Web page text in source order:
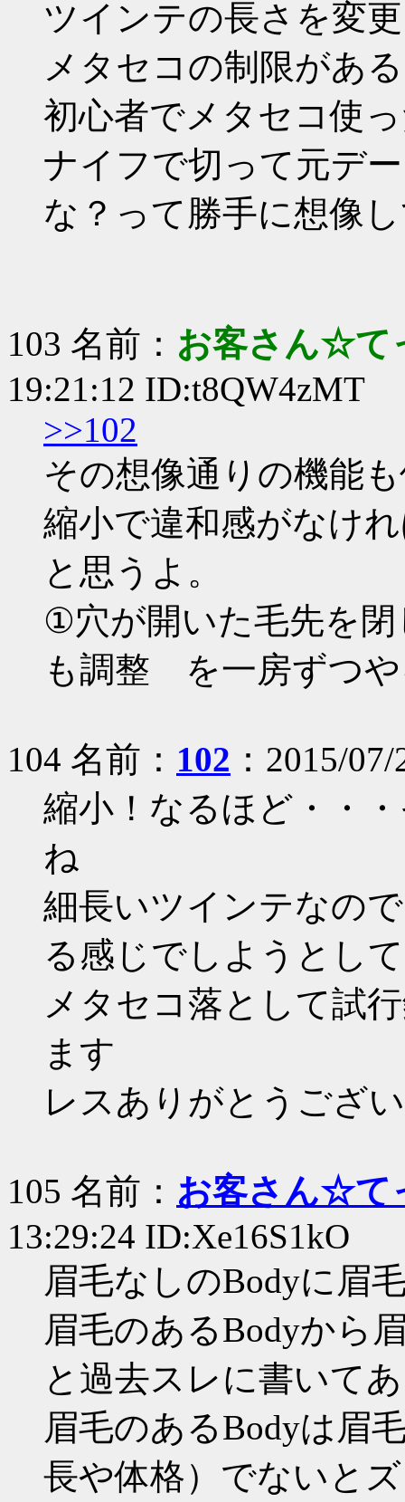
ツインテの長さを変
メタセコの制限があ
初心者でメタセコ使
ナイフで切って元デ
な？って勝手に想像
103 名前： お客さん☆て
19:21:12 ID:t8QW4zMT
>>102
その想像通りの機能
縮小で違和感がなけ
と思うよ。
①穴が開いた毛先を
も調整 を一房ずつ
104 名前： 102 ：2015/
縮小！なるほど・・
ね
細長いツインテなの
る感じでしようとし
メタセコ落として試
ます
レスありがとうござ
105 名前： お客さん☆て
13:29:24 ID:Xe16S1kO
眉毛なしのBodyに眉
眉毛のあるBodyから
と過去スレに書いて
眉毛のあるBodyは眉
長や体格）でないと